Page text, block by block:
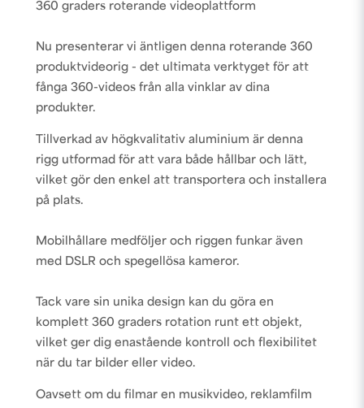
360 graders roterande videoplattform
Nu presenterar vi äntligen denna roterande 360
produktvideorig - det ultimata verktyget för att
fånga 360-videos från alla vinklar av dina
produkter.
Tillverkad av högkvalitativ aluminium är denna
rigg utformad för att vara både hållbar och lätt,
vilket gör den enkel att transportera och installera
på plats.
Mobilhållare medföljer och riggen funkar även
med DSLR och spegellösa kameror.
Tack vare sin unika design kan du göra en
komplett 360 graders rotation runt ett objekt,
vilket ger dig enastående kontroll och flexibilitet
när du tar bilder eller video.
Oavsett om du filmar en musikvideo, reklamfilm